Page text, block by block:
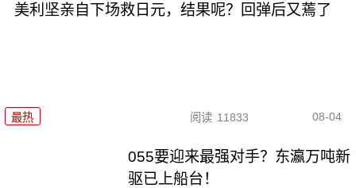
美利坚亲自下场救日元，结果呢？回弹后又蔫了
最热 阅读 11833 08-04
055要迎来最强对手？东瀛万吨新
驱已上船台！